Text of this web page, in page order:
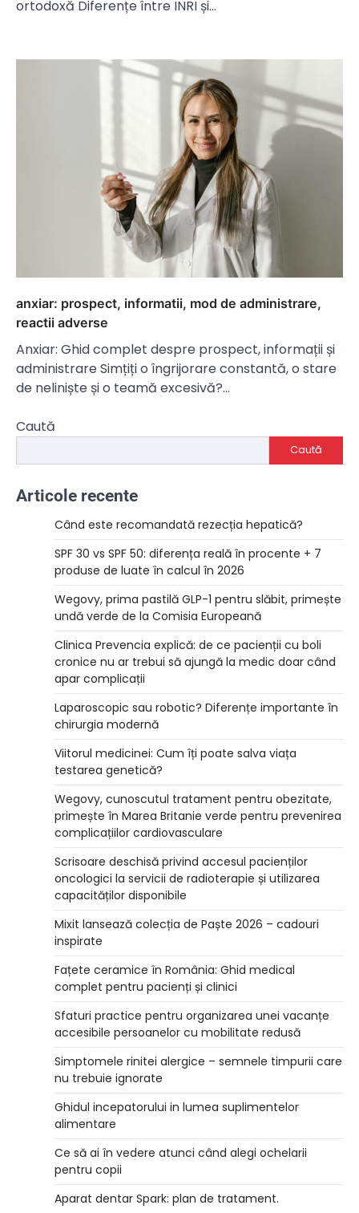
ortodoxă Diferențe între INRI și…
anxiar: prospect, informatii, mod de administrare,
reactii adverse
Anxiar: Ghid complet despre prospect, informații și
administrare Simțiți o îngrijorare constantă, o stare
de neliniște și o teamă excesivă?…
Caută
Caută
Articole recente
Când este recomandată rezecția hepatică?
SPF 30 vs SPF 50: diferența reală în procente + 7
produse de luate în calcul în 2026
Wegovy, prima pastilă GLP-1 pentru slăbit, primește
undă verde de la Comisia Europeană
Clinica Prevencia explică: de ce pacienții cu boli
cronice nu ar trebui să ajungă la medic doar când
apar complicații
Laparoscopic sau robotic? Diferențe importante în
chirurgia modernă
Viitorul medicinei: Cum îți poate salva viața
testarea genetică?
Wegovy, cunoscutul tratament pentru obezitate,
primește în Marea Britanie verde pentru prevenirea
complicațiilor cardiovasculare
Scrisoare deschisă privind accesul pacienților
oncologici la servicii de radioterapie și utilizarea
capacităților disponibile
Mixit lansează colecția de Paște 2026 – cadouri
inspirate
Fațete ceramice în România: Ghid medical
complet pentru pacienți și clinici
Sfaturi practice pentru organizarea unei vacanțe
accesibile persoanelor cu mobilitate redusă
Simptomele rinitei alergice – semnele timpurii care
nu trebuie ignorate
Ghidul incepatorului in lumea suplimentelor
alimentare
Ce să ai în vedere atunci când alegi ochelarii
pentru copii
Aparat dentar Spark: plan de tratament.